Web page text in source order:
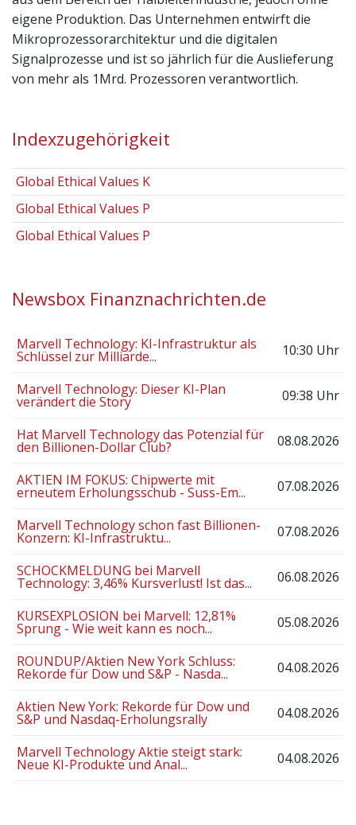
eigene Produktion. Das Unternehmen entwirft die
Mikroprozessorarchitektur und die digitalen
Signalprozesse und ist so jährlich für die Auslieferung
von mehr als 1Mrd. Prozessoren verantwortlich.
Indexzugehörigkeit
Global Ethical Values K
Global Ethical Values P
Global Ethical Values P
Newsbox Finanznachrichten.de
Marvell Technology: KI-Infrastruktur als
Schlüssel zur Milliarde... 10:30 Uhr
Marvell Technology: Dieser KI-Plan
verändert die Story 09:38 Uhr
Hat Marvell Technology das Potenzial für
den Billionen-Dollar Club? 08.08.2026
AKTIEN IM FOKUS: Chipwerte mit
erneutem Erholungsschub - Suss-Em... 07.08.2026
Marvell Technology schon fast Billionen-
Konzern: KI-Infrastruktu... 07.08.2026
SCHOCKMELDUNG bei Marvell
Technology: 3,46% Kursverlust! Ist das... 06.08.2026
KURSEXPLOSION bei Marvell: 12,81%
Sprung - Wie weit kann es noch... 05.08.2026
ROUNDUP/Aktien New York Schluss:
Rekorde für Dow und S&P - Nasda... 04.08.2026
Aktien New York: Rekorde für Dow und
S&P und Nasdaq-Erholungsrally 04.08.2026
Marvell Technology Aktie steigt stark:
Neue KI-Produkte und Anal... 04.08.2026